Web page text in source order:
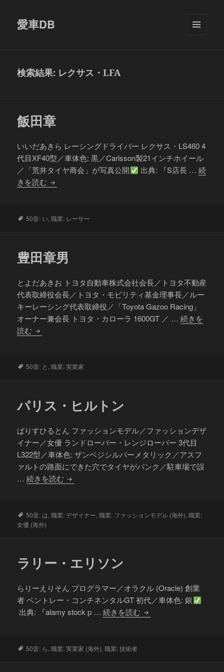
愛車DB
検索結果: レクサス・LFA
飯田章
いいだあきら レーシングドライバー レクサス・LS460 4
代目XF40型／車体色: 黒／Carlsson製21インチホイール
／「荒井タイヤ商会」が写真公開
出典: 『S店長 … 続
きを読む 飯
タ
50音: い,職業: レーサー
豊田章男
とよだあきお トヨタ自動車株式会社会長／トヨタ不動産
代表取締役会長／トヨタ・モビリティ基金理事長／ルー
キーレーシング代表取締役／「Toyota Gazoo Racing」
オーナー兼会長 トヨタ・カローラ 1600GT ／ …続きを
読む 豊
男
タ
50音: と ,職業: 実業家
パリス・ヒルトン
ぱりすひるとん ファッションモデル／ファッションデザ
イナー／女優 ランドローバー・レンジローバー 3代目
L322型／車体色: ザンベジシルバーメタリック／アスフ
ァルトの路面にできた穴でタイヤがパンク／駐車場で誤
…続きを読む パ
ヒ
タ
グ
50音: は,職業: デザイナー,職業: ファッションモデル (海外),職業:
女優 (海外)
ラリー・エリソン
らりーえりそん プログラマー／オラクル (Oracle) 創業
者 ベントレー・コンチネンタルGT 初代／車体色: 銀
出典: 『alamy stock p …続きを読む ラ
タ
50音: ら,職業: 実業家 (海外),職業: 技術者